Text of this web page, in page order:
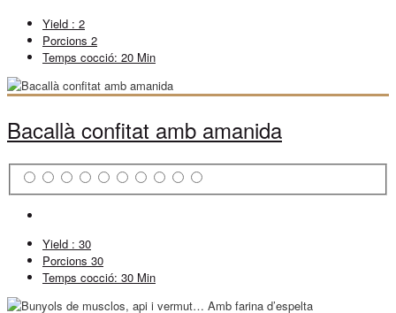
Yield : 2
Porcions 2
Temps cocció: 20 Min
Bacallà confitat amb amanida
Yield : 30
Porcions 30
Temps cocció: 30 Min